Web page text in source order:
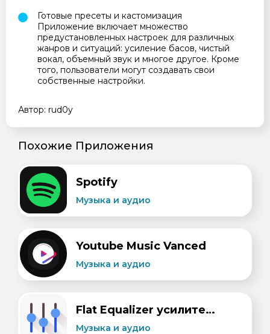
Готовые пресеты и кастомизация
Приложение включает множество
предустановленных настроек для различных
жанров и ситуаций: усиление басов, чистый
вокал, объемный звук и многое другое. Кроме
того, пользователи могут создавать свои
собственные настройки.
Автор: rud0y
Похожие Приложения
​​Spotify
Музыка и aудио
Youtube Music Vanced
Музыка и aудио
Flat Equalizer усилитель басов
Музыка и aудио